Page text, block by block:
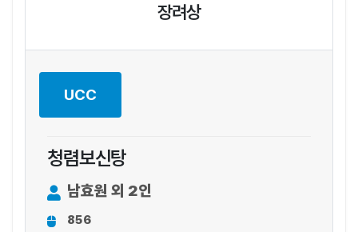
장려상
UCC
청렴보신탕
남효원 외 2인
856